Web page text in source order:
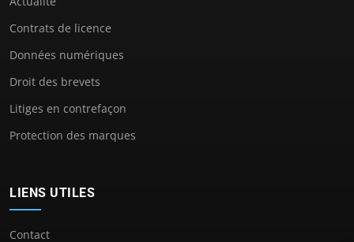
Contrats de licence
Données numériques
Droit des brevets
Litiges en contrefaçon
Protection des marques
LIENS UTILES
Contact